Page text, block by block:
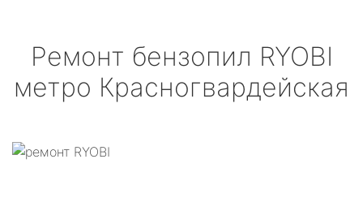
Ремонт бензопил RYOBI
метро Красногвардейская